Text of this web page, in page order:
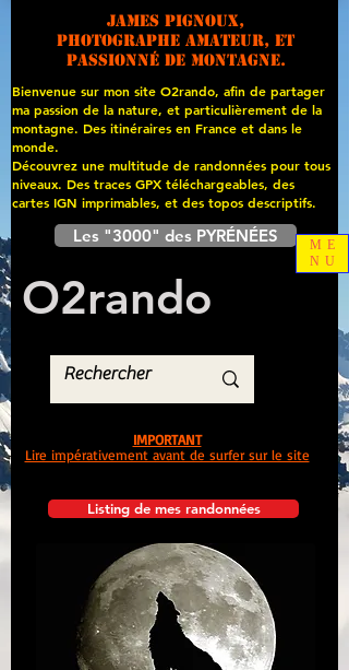
James PIGNOUX,
photographe amateur, et
passionné de montagne.
Bienvenue sur mon site O2rando, afin de partager
ma passion de la nature, et particulièrement de la
montagne. Des itinéraires en France et dans le
monde.
Découvrez une multitude de randonnées pour tous
niveaux. Des traces GPX téléchargeables, des
cartes IGN imprimables, et des topos descriptifs.
Les "3000" des PYRÉNÉES
O2rando
Listing de mes randonnées
IMPORTANT
Lire impérativement avant de surfer sur le site
ME
NU